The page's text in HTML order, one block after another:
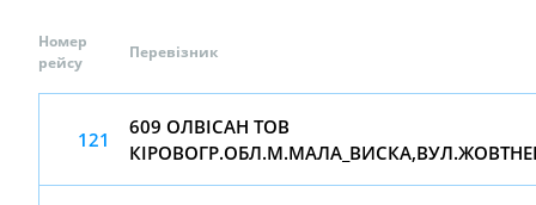
Номер
рейсу
Перевізник
121
609 ОЛВІСАН ТОВ